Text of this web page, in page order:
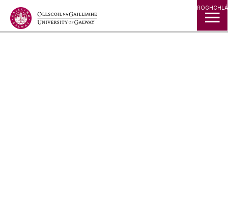
Léim go Ábhar